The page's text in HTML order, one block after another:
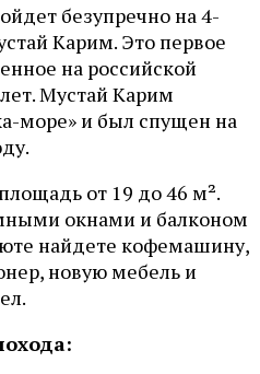
безупречно на 4-
Карим. Это первое
на российской
Мустай Карим
море» и был спущен на
от 19 до 46 м².
окнами и балконом
найдете кофемашину,
новую мебель и